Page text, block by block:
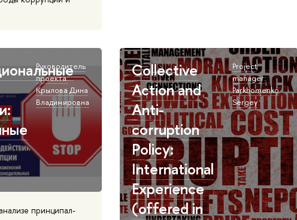
Руководитель
проекта:
Крылова Дина
Владимировна
принципал-
Collective
Action and
Anti-
corruption
Policy:
International
Experience
(offered in
Project
manager:
Parkhomenko
Sergey